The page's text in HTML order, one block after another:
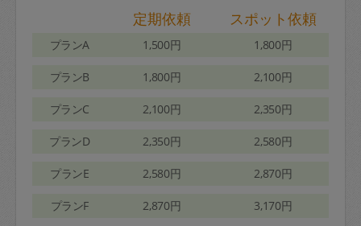
定期依頼 スポット依頼
プランA 1,500円 1,800円
プランB 1,800円 2,100円
プランC 2,100円 2,350円
プランD 2,350円 2,580円
プランE 2,580円 2,870円
プランF 2,870円 3,170円